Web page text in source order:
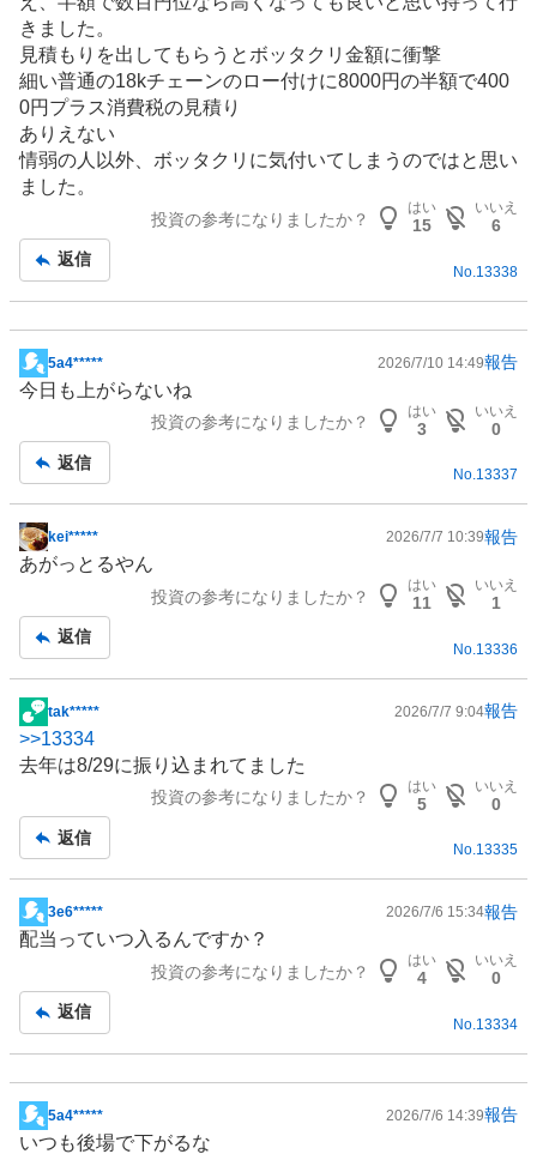
事
きました。
見積もりを出してもらうとボッタクリ金額に衝撃
細い普通の18kチェーンのロー付けに8000円の半額で400
0円プラス消費税の見積り
ありえない
情弱の人以外、ボッタクリに気付いてしまうのではと思い
ました。
投資の参考になりましたか？
はい
15
いいえ
6
返信
No. 13338
掲
示
事
5a4***** 2026/7/10 14:49報告
今日も上がらないね
投資の参考になりましたか？
はい
3
いいえ
0
返信
No.13337
掲
示
事
kei***** 2026/7/7 10:39報告
あがっとるやん
投資の参考になりましたか？
はい
11
いいえ
1
返信
No. 13336
掲
示
板
tak***** 2026/7/7 9:04報告
>>13334
去年は8/29に振り込まれてました
投資の参考になりましたか？
はい
5
いいえ
0
返信
No.13335
掲
示
事
3e6***** 2026/7/6 15:34報告
配当っていつ入るんですか？
投資の参考になりましたか？
はい
4
いいえ
0
返信
No. 13334
掲
5a4***** 2026/7/6 14:39報告
いつも後場で下がるな